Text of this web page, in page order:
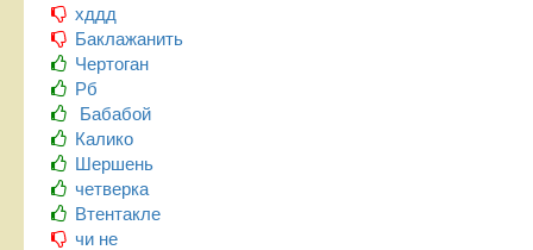
хддд
Баклажанить
Чертоган
Рб
Бабабой
Калико
Шершень
четверка
Втентакле
чи не